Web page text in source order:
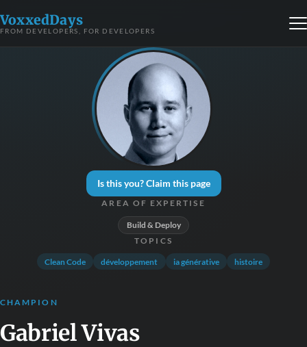
VoxxedDays
FROM DEVELOPERS, FOR DEVELOPERS
Is this you? Claim this page
AREA OF EXPERTISE
Build & Deploy
TOPICS
Clean Code développement ia générative histoire
CHAMPION
Gabriel Vivas